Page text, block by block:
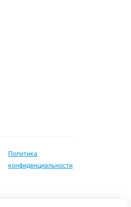
Политика
конфиденциальности